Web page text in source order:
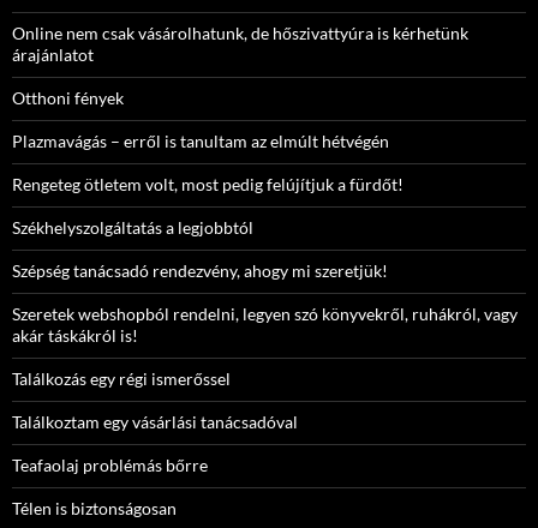
Online nem csak vásárolhatunk, de hőszivattyúra is kérhetünk
árajánlatot
Otthoni fények
Plazmavágás – erről is tanultam az elmúlt hétvégén
Rengeteg ötletem volt, most pedig felújítjuk a fürdőt!
Székhelyszolgáltatás a legjobbtól
Szépség tanácsadó rendezvény, ahogy mi szeretjük!
Szeretek webshopból rendelni, legyen szó könyvekről, ruhákról, vagy
akár táskákról is!
Találkozás egy régi ismerőssel
Találkoztam egy vásárlási tanácsadóval
Teafaolaj problémás bőrre
Télen is biztonságosan